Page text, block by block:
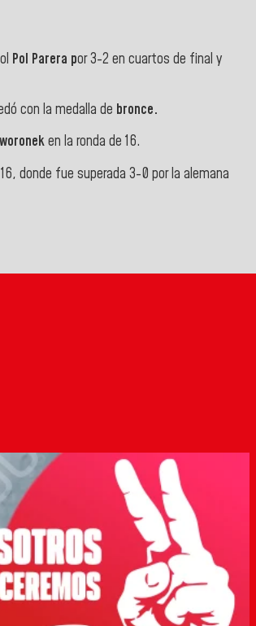
Pol Parera por 3-2 en cuartos de final y
con la medalla de bronce.
en la ronda de 16.
donde fue superada 3-0 por la alemana